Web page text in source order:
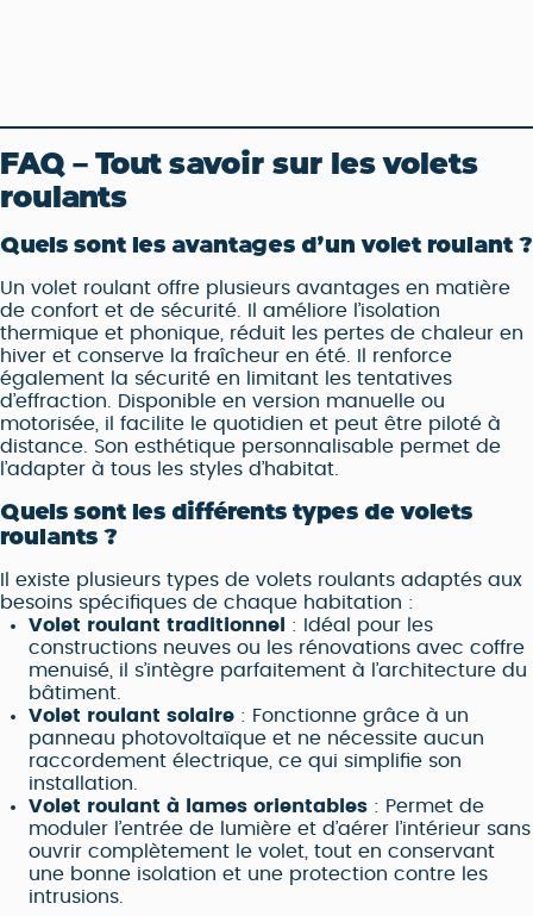
FAQ – Tout savoir sur les volets
roulants
Quels sont les avantages d’un volet roulant ?
Un volet roulant offre plusieurs avantages en matière
de confort et de sécurité. Il améliore l’isolation
thermique et phonique, réduit les pertes de chaleur en
hiver et conserve la fraîcheur en été. Il renforce
également la sécurité en limitant les tentatives
d’effraction. Disponible en version manuelle ou
motorisée, il facilite le quotidien et peut être piloté à
distance. Son esthétique personnalisable permet de
l’adapter à tous les styles d’habitat.
Quels sont les différents types de volets
roulants ?
Il existe plusieurs types de volets roulants adaptés aux
besoins spécifiques de chaque habitation :
Volet roulant traditionnel
: Idéal pour les
constructions neuves ou les rénovations avec coffre
menuisé, il s’intègre parfaitement à l’architecture du
bâtiment.
Volet roulant solaire : Fonctionne grâce à un
panneau photovoltaïque et ne nécessite aucun
raccordement électrique, ce qui simplifie son
installation.
Volet roulant à lames orientables : Permet de
moduler l’entrée de lumière et d’aérer l’intérieur sans
ouvrir complètement le volet, tout en conservant
une bonne isolation et une protection contre les
intrusions.